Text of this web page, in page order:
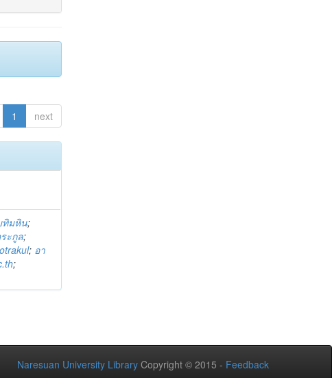
1 next
ทิมหิน;
ะกูล;
; อา
;
Naresuan University Library Copyright © 2015 - Feedback